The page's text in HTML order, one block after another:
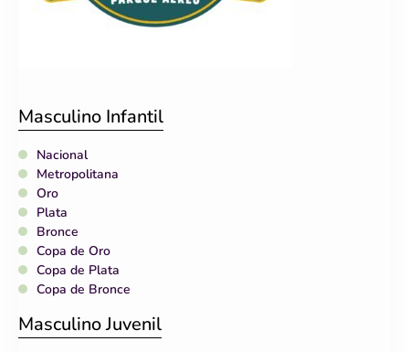
Masculino Infantil
Nacional
Metropolitana
Oro
Plata
Bronce
Copa de Oro
Copa de Plata
Copa de Bronce
Masculino Juvenil